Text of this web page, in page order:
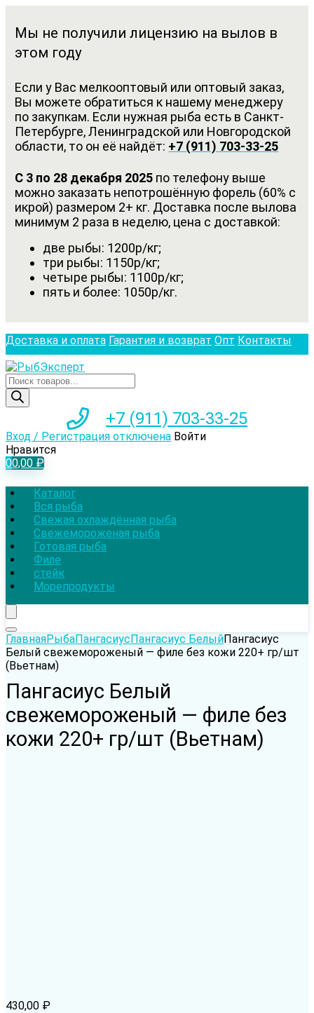
Мы не получили лицензию на вылов в
этом году
Если у Вас мелкооптовый или оптовый заказ,
Вы можете обратиться к нашему менеджеру
по закупкам. Если нужная рыба есть в Санкт-
Петербурге, Ленинградской или Новгородской
области, то он её найдёт: +7 (911) 703-33-25
С 3 по 28 декабря 2025 по телефону выше
можно заказать непотрошённую форель (60% с
икрой) размером 2+ кг. Доставка после вылова
минимум 2 раза в неделю, цена с доставкой:
две рыбы: 1200р/кг;
три рыбы: 1150р/кг;
четыре рыбы: 1100р/кг;
пять и более: 1050р/кг.
Доставка и оплата Гарантия и возврат Опт Контакты
Поиск
товаров
+7 (911) 703-33-25
Вход / Регистрация отключена Войти
Нравится
00,00 ₽
Каталог
Вся рыба
Свежая охлаждённая рыба
Свежемороженая рыба
Готовая рыба
Филе
стейк
Морепродукты
ГлавнаяРыбаПангасиусПангасиус БелыйПангасиус
Белый cвежемороженый — филе без кожи 220+ гр/шт
(Вьетнам)
Пангасиус Белый
cвежемороженый — филе без
кожи 220+ гр/шт (Вьетнам)
430,00 ₽